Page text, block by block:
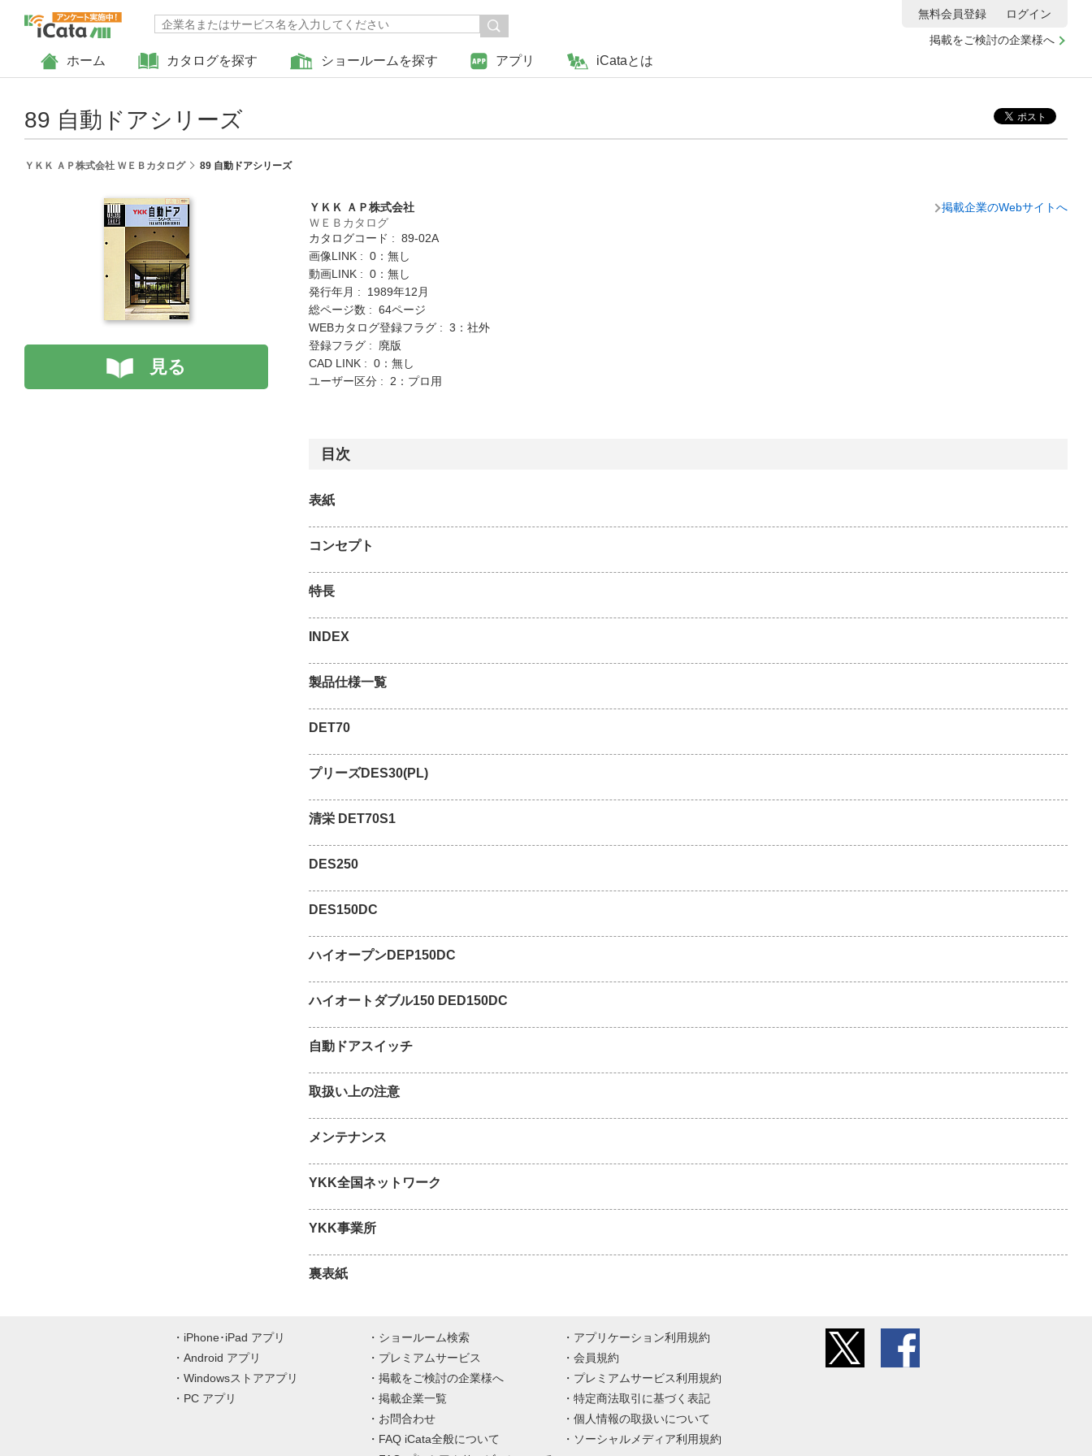
ホーム カタログを探す ショールームを探す アプリ iCataとは
掲載をご検討の企業様へ
無料会員登録 ログイン
89 自動ドアシリーズ
ＹＫＫ ＡＰ株式会社 ＷＥＢカタログ 89 自動ドアシリーズ
見る
ＹＫＫ ＡＰ株式会社
ＷＥＢカタログ
カタログコード : 89-02A
画像LINK : 0：無し
動画LINK : 0：無し
発行年月 : 1989年12月
総ページ数 : 64ページ
WEBカタログ登録フラグ : 3：社外
登録フラグ : 廃版
CAD LINK : 0：無し
ユーザー区分 : 2：プロ用
掲載企業のWebサイトへ
目次
表紙
コンセプト
特長
INDEX
製品仕様一覧
DET70
プリーズDES30(PL)
清栄 DET70S1
DES250
DES150DC
ハイオープンDEP150DC
ハイオートダブル150 DED150DC
自動ドアスイッチ
取扱い上の注意
メンテナンス
YKK全国ネットワーク
YKK事業所
裏表紙
iPhone･iPad アプリ
Android アプリ
Windowsストアアプリ
PC アプリ
ショールーム検索
プレミアムサービス
掲載をご検討の企業様へ
掲載企業一覧
お問合わせ
FAQ iCata全般について
アプリケーション利用規約
会員規約
プレミアムサービス利用規約
特定商法取引に基づく表記
個人情報の取扱いについて
ソーシャルメディア利用規約